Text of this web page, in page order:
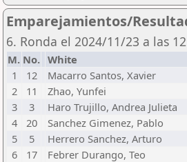
Emparejamientos/
6. Ronda el 2024/11/23 a las
M. No. White
1
12 Macarro Santos, Xavier
2
11 Zhao, Yunfei
3
3 Haro Trujillo, Andrea Julieta
4
20 Sanchez Gimenez, Pablo
5
5 Herrero Sanchez, Arturo
6
17 Febrer Durango, Teo